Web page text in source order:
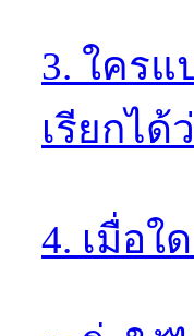
3. ใครแ
เรียกได้
4. เมื่อใ